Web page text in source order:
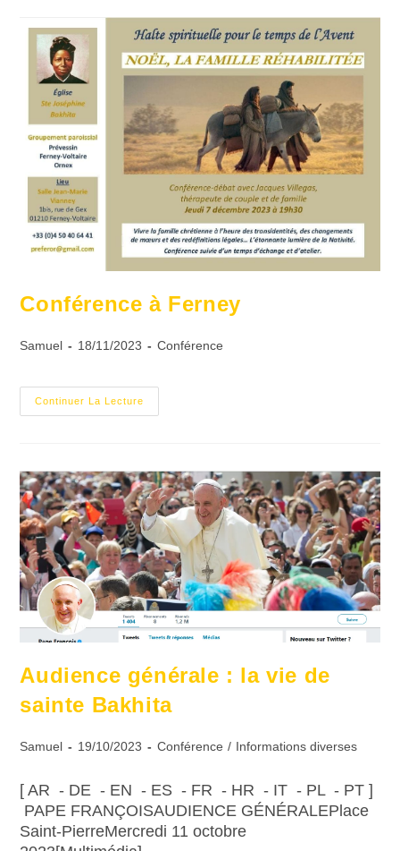
Conférence à Ferney
Samuel 18/11/2023 Conférence
Continuer La Lecture
Audience générale : la vie de
sainte Bakhita
Samuel 19/10/2023 Conférence / Informations diverses
[ AR - DE - EN - ES - FR - HR - IT - PL - PT ]
PAPE FRANÇOISAUDIENCE GÉNÉRALEPlace
Saint-PierreMercredi 11 octobre